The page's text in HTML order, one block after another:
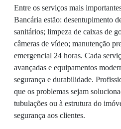
Entre os serviços mais
Bancária estão: desentupimento
sanitários; limpeza de caixas de
câmeras de vídeo; manutenção
emergencial 24 horas. Cada
avançadas e equipamentos
segurança e durabilidade.
que os problemas sejam
tubulações ou à estrutura do
segurança aos clientes.